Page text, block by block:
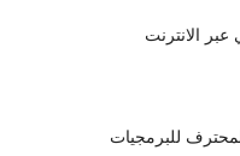
عبر الانترنت
للبرمجيات